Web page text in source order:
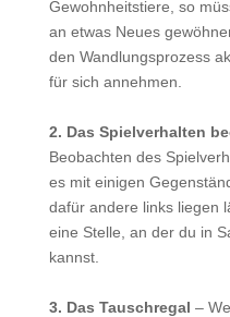
Gewohnheitstiere, so
an etwas Neues
den Wandlungsprozess
für sich annehmen.
2. Das Spielverhalten
Beobachten des
es mit einigen
dafür andere links liegen
eine Stelle, an der du in
kannst.
3. Das Tauschregal –